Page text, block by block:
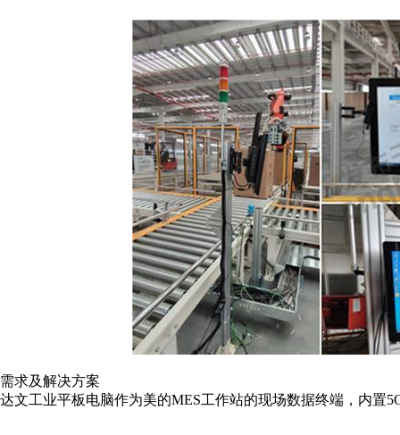
需求及解决方案
达文工业平板电脑作为美的MES工作站的现场数据终端，内置